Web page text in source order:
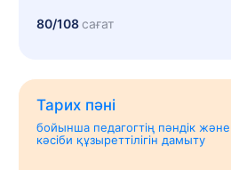
80/108сағат
Тарих пәні
бойынша педагогтің пәндік және
кәсіби құзыреттілігін дамыту